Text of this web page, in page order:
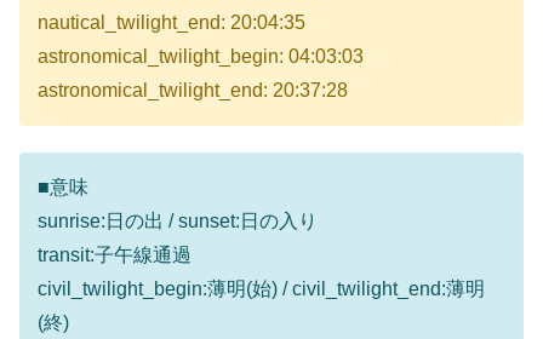
nautical_twilight_end: 20:04:35
astronomical_twilight_begin: 04:03:03
astronomical_twilight_end: 20:37:28
■意味
sunrise:日の出 / sunset:日の入り
transit:子午線通過
civil_twilight_begin:薄明(始) / civil_twilight_end:薄明
(終)